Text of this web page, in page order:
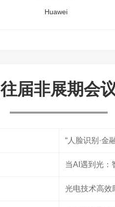
Huawei
往届非展期会
“人脸识别·金
当AI遇到光：
光电技术高效